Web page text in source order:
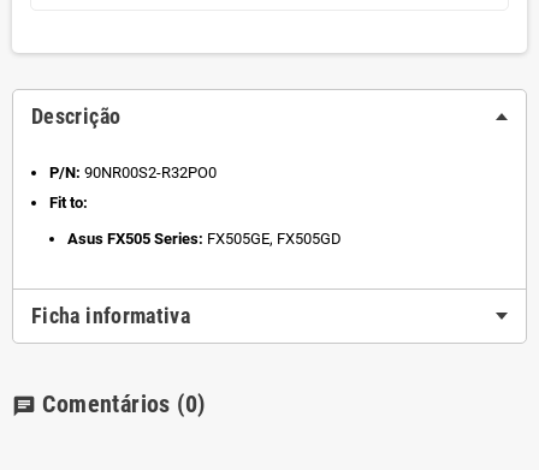
Descrição
P/N: 90NR00S2-R32PO0
Fit to:
Asus FX505 Series: FX505GE, FX505GD
Ficha informativa
chat Comentários (0)